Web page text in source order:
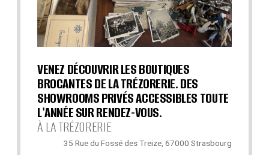
VENEZ DÉCOUVRIR LES BOUTIQUES
BROCANTES DE LA TRÉZORERIE. DES
SHOWROOMS PRIVÉS ACCESSIBLES TOUTE
L'ANNÉE SUR RENDEZ-VOUS.
À LA TRÉZORERIE
35 Rue du Fossé des Treize, 67000 Strasbourg